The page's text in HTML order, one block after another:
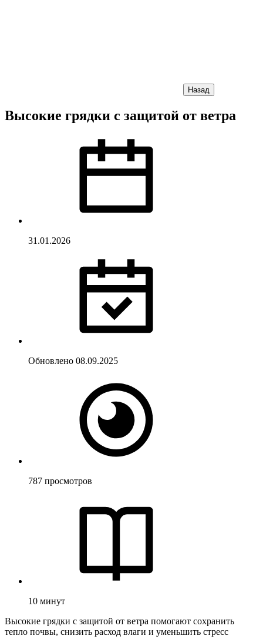
Назад
Высокие грядки с защитой от ветра
31.01.2026
Обновлено 08.09.2025
787 просмотров
10 минут
Высокие грядки с защитой от ветра помогают сохранить
тепло почвы, снизить расход влаги и уменьшить стресс